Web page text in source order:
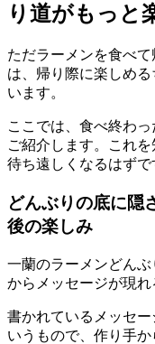
り道がもっと
ただラーメンを食べ
は、帰り際に楽しめ
います。
ここでは、食べ終わ
ご紹介します。これ
待ち遠しくなるはずで
どんぶりの底に隠
後の楽しみ
一蘭のラーメンどん
からメッセージが現れ
書かれているメッセー
いうもので、作り手